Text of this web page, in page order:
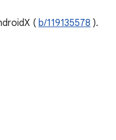
( b/119135578 ).